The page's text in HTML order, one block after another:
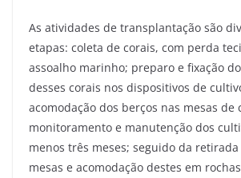
As atividades de transplantação são
etapas: coleta de corais, com perda
assoalho marinho; preparo e fixação
desses corais nos dispositivos de
acomodação dos berços nas mesas de
monitoramento e manutenção dos
menos três meses; seguido da
mesas e acomodação destes em